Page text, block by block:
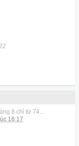
8 chỉ từ 74...
16:17